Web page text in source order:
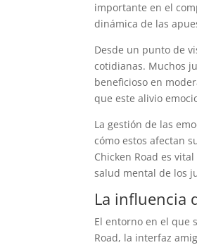
importante en el
dinámica de las
Desde un punto de
cotidianas. Muchos
beneficioso en
que este alivio
La gestión de las
cómo estos afectan
Chicken Road es
salud mental de los
La influencia
El entorno en el que
Road, la interfaz